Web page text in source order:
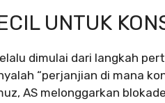
UNTUK
dimulai dari langkah
“perjanjian di mana
AS melonggarkan